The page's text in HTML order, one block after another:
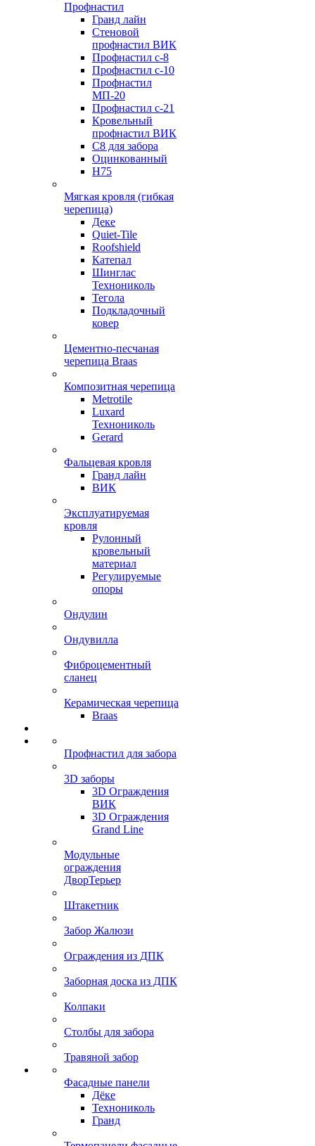
Профнастил
Гранд лайн
Стеновой
профнастил ВИК
Профнастил с-8
Профнастил с-10
Профнастил
МП-20
Профнастил с-21
Кровельный
профнастил ВИК
С8 для забора
Оцинкованный
Н75
Мягкая кровля (гибкая
черепица)
Деке
Quiet-Tile
Roofshield
Катепал
Шинглас
Технониколь
Тегола
Подкладочный
ковер
Цементно-песчаная
черепица Braas
Композитная черепица
Metrotile
Luxard
Технониколь
Gerard
Фальцевая кровля
Гранд лайн
ВИК
Эксплуатируемая
кровля
Рулонный
кровельный
материал
Регулируемые
опоры
Ондулин
Ондувилла
Фиброцементный
сланец
Керамическая черепица
Braas
Профнастил для забора
3D заборы
3D Ограждения
ВИК
3D Ограждения
Grand Line
Модульные
ограждения
ДворТерьер
Штакетник
Забор Жалюзи
Ограждения из ДПК
Заборная доска из ДПК
Колпаки
Столбы для забора
Травяной забор
Фасадные панели
Дёке
Технониколь
Гранд